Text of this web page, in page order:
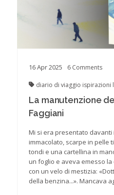
16Apr2025 6 Comments
diario di viaggio ispirazioni
La manutenzione
Faggiani
Mi si era presentato davanti
immacolato, scarpe in pelle
tondi e una cartellina in
un foglio e aveva emesso
con un velo di mestizia:
della benzina...». Mancava